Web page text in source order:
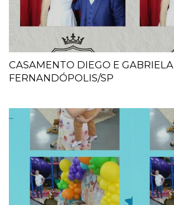
CASAMENTO DIEGO E GABRIELA |
FERNANDÓPOLIS/SP